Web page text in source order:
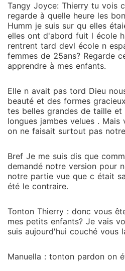
Tangy Joyce: Thierry tu vois
regarde à quelle heure les
Humm je suis sur qu elles
elles ont d'abord fuit l école
rentrent tard devl école n
femmes de 25ans? Regarde
apprendre à mes enfants.
Elle n avait pas tord Dieu
beauté et des formes
tes belles grandes de taille
longues jambes velues .
on ne faisait surtout pas
Bref Je me suis dis que
demandé notre version pour
notre partie vue que c était
été le contraire.
Tonton Thierry : donc vous
mes petits enfants? Je vais
suis aujourd'hui couché vous
Manuella : tonton pardon on